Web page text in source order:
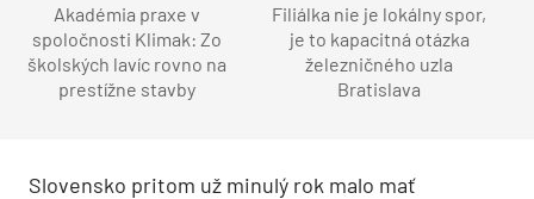
Akadémia praxe v
spoločnosti Klimak: Zo
školských lavíc rovno na
prestížne stavby
Filiálka nie je lokálny spor,
je to kapacitná otázka
železničného uzla
Bratislava
Slovensko pritom už minulý rok malo mať